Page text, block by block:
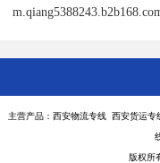
主营产品：西安物流专线 西安货运
版权所